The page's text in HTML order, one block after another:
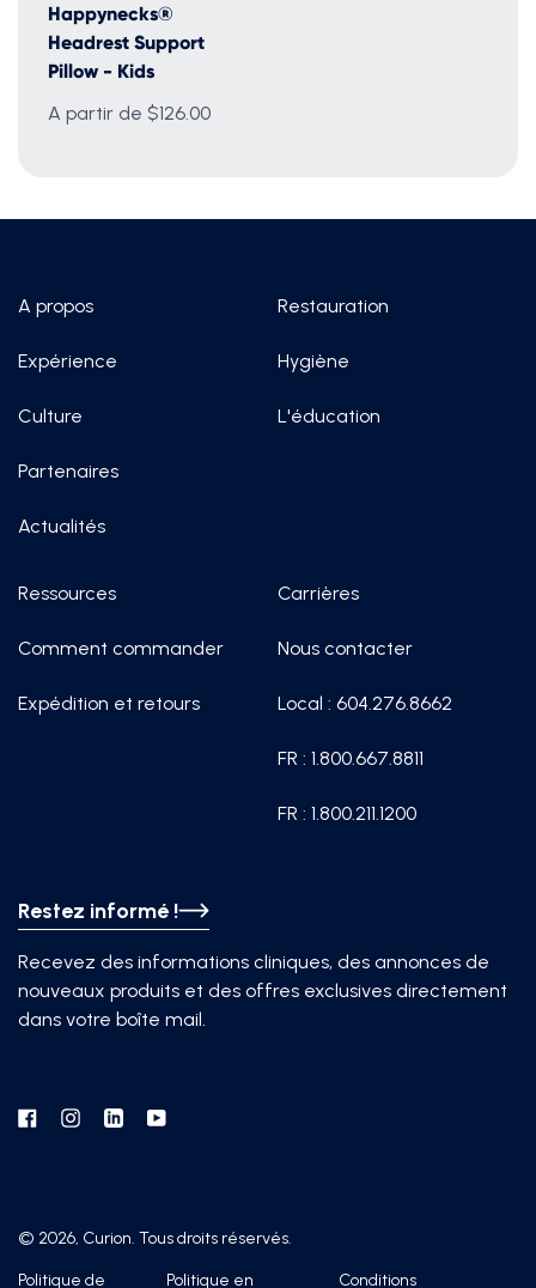
Happynecks®
Headrest Support
Pillow - Kids
A partir de $126.00
Restez informé !
Recevez des informations cliniques, des annonces de
nouveaux produits et des offres exclusives directement
dans votre boîte mail.
Facebook
Instagram
LinkedinYouTube
A propos
Expérience
Culture
Partenaires
Actualités
Restauration
Hygiène
L'éducation
Ressources
Comment commander
Expédition et retours
Carrières
Nous contacter
Local : 604.276.8662
FR : 1.800.667.8811
FR : 1.800.211.1200
© 2026, Curion. Tous droits réservés.
Politique de Politique en Conditions